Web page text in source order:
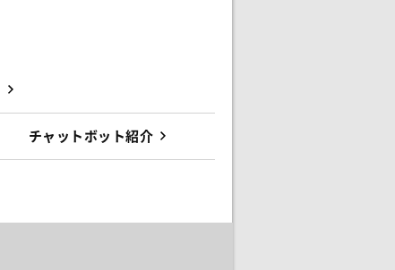
チャットボット紹介